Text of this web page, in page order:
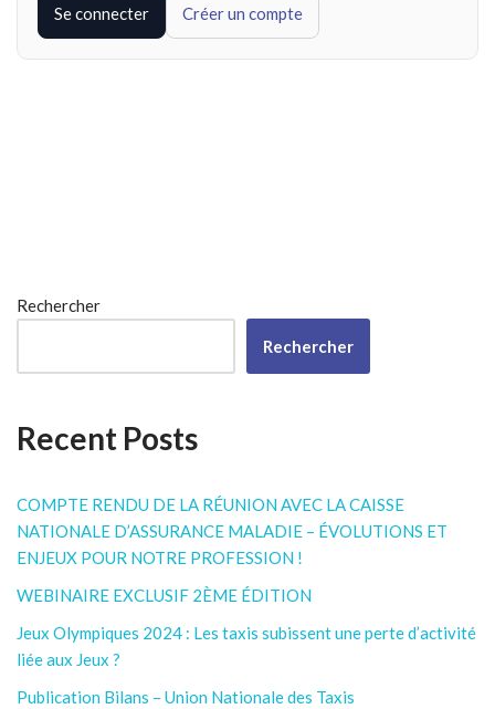
Se connecter Créer un compte
Rechercher
Rechercher
Recent Posts
COMPTE RENDU DE LA RÉUNION AVEC LA CAISSE
NATIONALE D’ASSURANCE MALADIE – ÉVOLUTIONS ET
ENJEUX POUR NOTRE PROFESSION !
WEBINAIRE EXCLUSIF 2ÈME ÉDITION
Jeux Olympiques 2024 : Les taxis subissent une perte d’activité
liée aux Jeux ?
Publication Bilans – Union Nationale des Taxis